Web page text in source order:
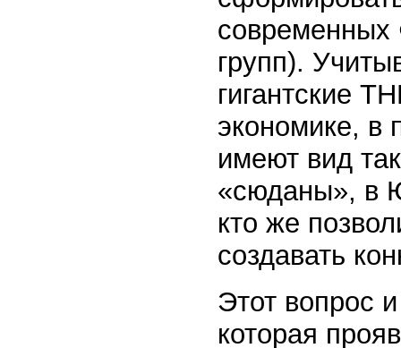
групп).
гигантские
экономике, в
имеют вид
«сюданы», в
кто же
создавать
Этот вопрос
которая